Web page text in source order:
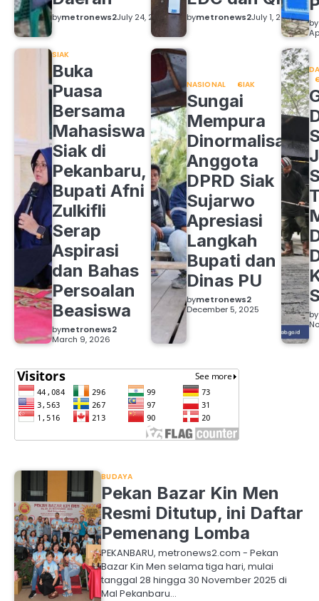
bymetronews2July 24, 2026 bymetronews2July 1, 2026 by
SIAK
Buka
Puasa
Bersama
Mahasiswa
Siak di
Pekanbaru,
Bupati Afni
Zulkifli
Serap
Aspirasi
dan Bahas
Persoalan
Beasiswa
bymetronews2
March 9, 2026
NASIONAL SIAK
Sungai
Mempura
Dinormalisasi,
Anggota
DPRD Siak
Sujarwo
Apresiasi
Langkah
Bupati dan
Dinas PU
bymetronews2
December 5, 2025
by
BUDAYA
Pekan Bazar Kin Men
Resmi Ditutup, ini Daftar
Pemenang Lomba
PEKANBARU, metronews2.com - Pekan
Bazar Kin Men selama tiga hari, mulai
tanggal 28 hingga 30 November 2025 di
Mal Pekanbaru…